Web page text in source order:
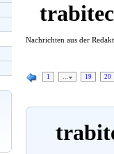
Nachrichten aus der
1 19 20